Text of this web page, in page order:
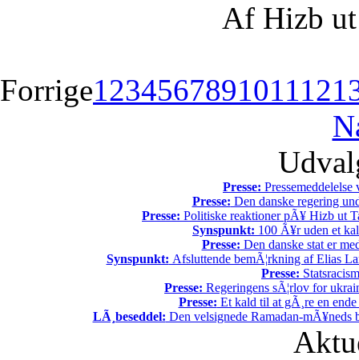
Af Hizb
Forrige123456789101112
Presse:
Presse: Den danske regering
Presse: Politiske reaktioner pÃ¥ Hizb ut
Synspunkt: 100 Ã¥r uden et
Presse: Den danske stat er
Synspunkt: Afsluttende bemÃ¦rkning af Elias
Presse:
Presse: Regeringens sÃ¦rlov for
Presse: Et kald til at gÃ¸re en
LÃ¸beseddel: Den velsignede Ramadan-mÃ¥neds